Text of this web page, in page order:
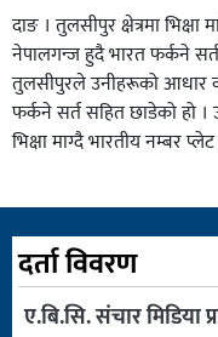
दाङ । तुलसीपुर क्षेत्रमा भिक्षा
नेपालगन्ज हुदै भारत फर्कने
तुलसीपुरले उनीहरूको आधार
फर्कने सर्त सहित छाडेको हो
भिक्षा माग्दै भारतीय नम्बर
दर्ता विवरण
ए.बि.सि. संचार मिडिया